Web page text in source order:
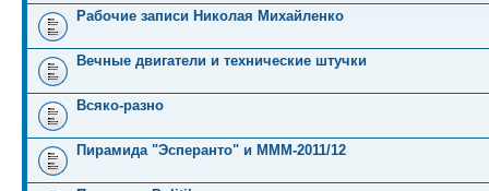
Рабочие записи Николая Михайленко
Вечные двигатели и технические штучки
Всяко-разно
Пирамида "Эсперанто" и MMM-2011/12